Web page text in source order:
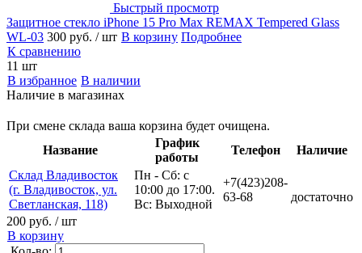
Быстрый просмотр
Защитное стекло iPhone 15 Pro Max REMAX Tempered Glass
WL-03 300 руб. / шт В корзину Подробнее
К сравнению
11 шт
В избранное В наличии
Наличие в магазинах
При смене склада ваша корзина будет очищена.
Название
График
работы
Телефон
Наличие
Склад Владивосток
(г. Владивосток, ул.
Светланская, 118)
Пн - Сб: с
10:00 до 17:00.
Вс: Выходной
+7(423)208-
63-68
достаточно
200 руб. / шт
В корзину